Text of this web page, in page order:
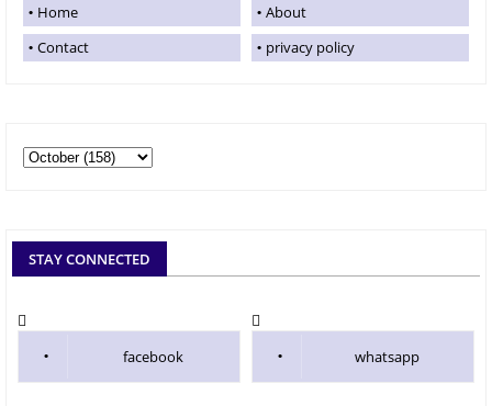
Home
About
Contact
privacy policy
STAY CONNECTED
facebook whatsapp